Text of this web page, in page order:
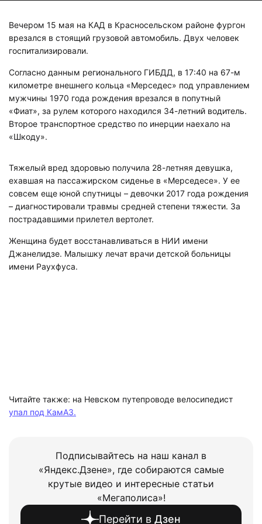
Вечером 15 мая на КАД в Красносельском районе фургон
врезался в стоящий грузовой автомобиль. Двух человек
госпитализировали.
Согласно данным регионального ГИБДД, в 17:40 на 67-м
километре внешнего кольца «Мерседес» под управлением
мужчины 1970 года рождения врезался в попутный
«Фиат», за рулем которого находился 34-летний водитель.
Второе транспортное средство по инерции наехало на
«Шкоду».
Тяжелый вред здоровью получила 28-летняя девушка,
ехавшая на пассажирском сиденье в «Мерседесе». У ее
совсем еще юной спутницы – девочки 2017 года рождения
– диагностировали травмы средней степени тяжести. За
пострадавшими прилетел вертолет.
Женщина будет восстанавливаться в НИИ имени
Джанелидзе. Малышку лечат врачи детской больницы
имени Раухфуса.
Читайте также: на Невском путепроводе велосипедист
упал под КамАЗ.
Подписывайтесь на наш канал в
«Яндекс.Дзене», где собираются самые
крутые видео и интересные статьи
«Мегаполиса»!
Перейти в Дзен